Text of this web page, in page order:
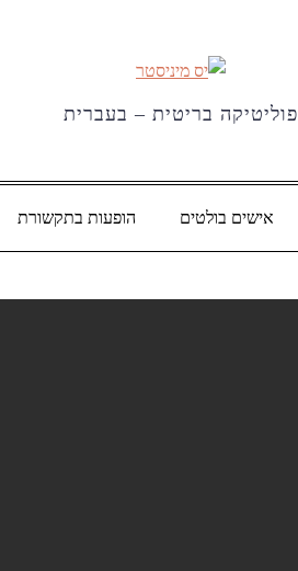
פוליטיקה בריטית – בעברית
אישים בולטים הופעות בתקשורת